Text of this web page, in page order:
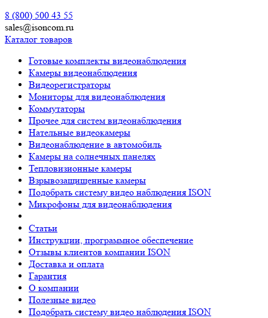
8 (800) 500 43 55
sales@isoncom.ru
Каталог товаров
Готовые комплекты видеонаблюдения
Камеры видеонаблюдения
Видеорегистраторы
Мониторы для видеонаблюдения
Коммутаторы
Прочее для систем видеонаблюдения
Нательные видеокамеры
Видеонаблюдение в автомобиль
Камеры на солнечных панелях
Тепловизионные камеры
Взрывозащищенные камеры
Подобрать систему видео наблюдения ISON
Микрофоны для видеонаблюдения
Статьи
Инструкции, программное обеспечение
Отзывы клиентов компании ISON
Доставка и оплата
Гарантия
О компании
Полезные видео
Подобрать систему видео наблюдения ISON